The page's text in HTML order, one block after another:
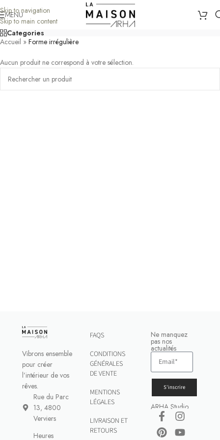
Skip to navigation
Skip to main content
MENU
Categories
Accueil » Forme irrégulière
Aucun produit ne correspond à votre sélection.
Vibrons ensemble
pour créer
l’intérieur de vos
rêves.
Rue du Parc
13, 4800
Verviers
Heures
FAQS
CONDITIONS
GÉNÉRALES
DE VENTE
MENTIONS
LÉGALES
LIVRAISON ET
RETOURS
Ne manquez
pas nos
actualités
S'inscrire
ARHA Studio